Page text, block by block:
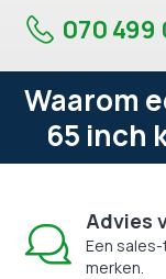
070 499
Waarom
65 inch
Advies
Een
merken.